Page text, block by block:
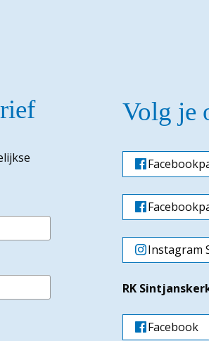
Volg je
Instagram
RK
Facebook